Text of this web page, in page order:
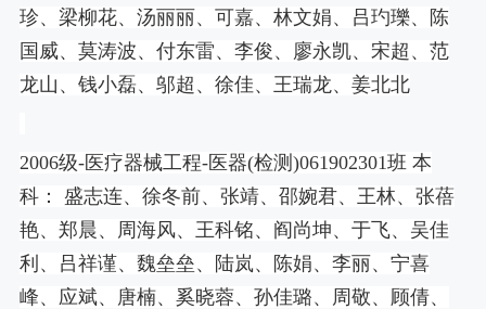
珍、梁柳花、汤丽丽、可嘉、林文娟、吕玓瓅、陈
国威、莫涛波、付东雷、李俊、廖永凯、宋超、范
龙山、钱小磊、邬超、徐佳、王瑞龙、姜北北
2006级-医疗器械工程-医器(检测 )061902301班 本
科： 盛志连、徐冬前、张靖、邵婉君、王林、张蓓
艳、郑晨、周海风、王科铭、阎尚坤、于飞、吴佳
利、吕祥谨、魏垒垒、陆岚、陈娟、李丽、宁喜
峰、应斌、唐楠、奚晓蓉、孙佳璐、周敬、顾倩、